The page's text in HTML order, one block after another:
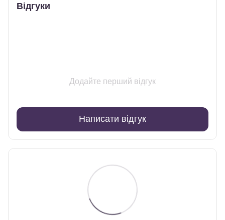
Відгуки
Додайте перший відгук
Написати відгук